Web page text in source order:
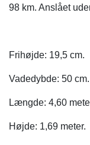
98 km. Anslået
Frihøjde: 19,5 cm.
Vadedybde: 50 cm.
Længde: 4,60
Højde: 1,69 meter.